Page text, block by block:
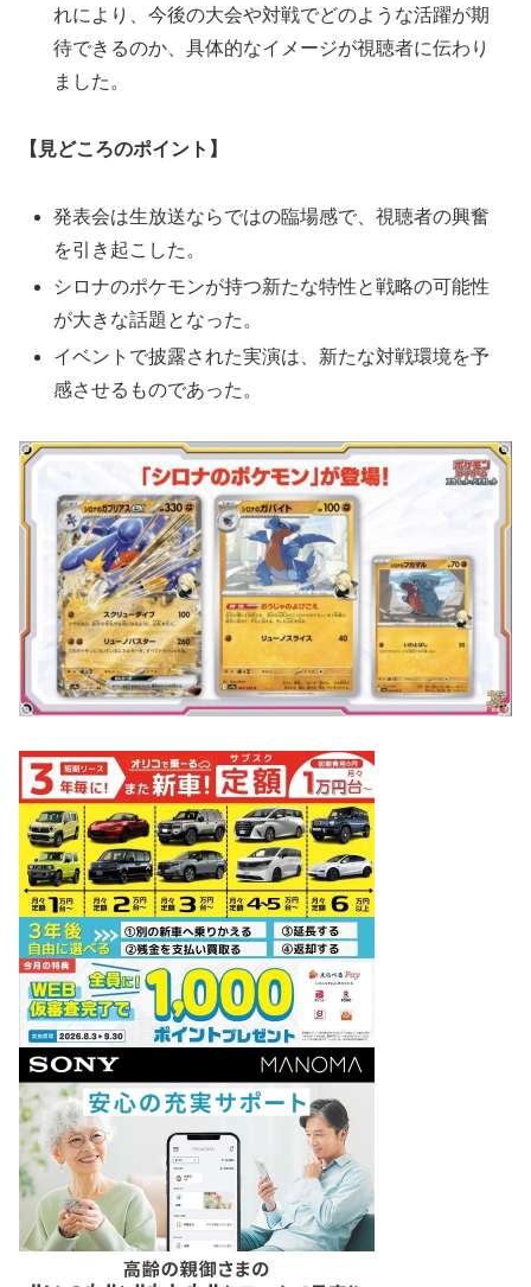
れにより、今後の大会や対戦でどのような活躍が期
待できるのか、具体的なイメージが視聴者に伝わり
ました。
【見どころのポイント】
発表会は生放送ならではの臨場感で、視聴者の興奮
を引き起こした。
シロナのポケモンが持つ新たな特性と戦略の可能性
が大きな話題となった。
イベントで披露された実演は、新たな対戦環境を予
感させるものであった。